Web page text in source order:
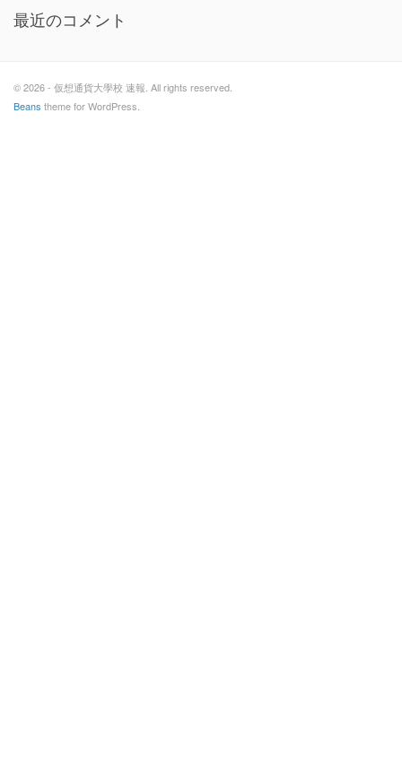
最近のコメント
© 2026 - 仮想通貨大學校 速報. All rights reserved.
Beans theme for WordPress.